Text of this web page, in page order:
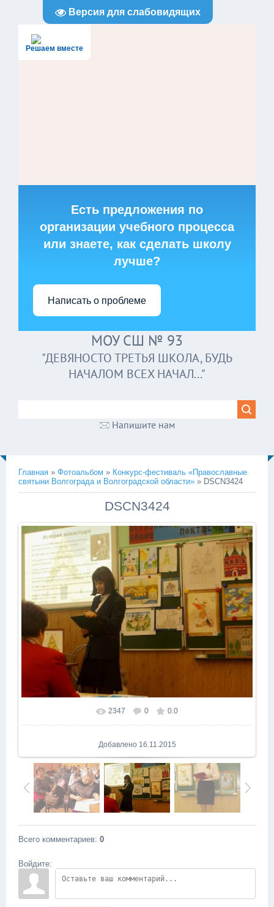
Версия для слабовидящих
Решаем вместе
Есть предложения по
организации учебного процесса
или знаете, как сделать школу
лучше?
Написать о проблеме
МОУ СШ № 93
"ДЕВЯНОСТО ТРЕТЬЯ ШКОЛА, БУДЬ
НАЧАЛОМ ВСЕХ НАЧАЛ..."
Напишите нам
Главная » Фотоальбом » Конкурс-фестиваль «Православные
святыни Волгограда и Волгоградской области» » DSCN3424
DSCN3424
В реальном размере 1024x761
2347 0 0.0
Добавлено 16.11.2015
Всего комментариев: 0
Войдите: